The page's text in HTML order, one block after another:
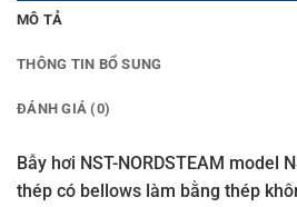
MÔ TẢ
THÔNG TIN BỔ SUNG
ĐÁNH GIÁ (0)
Bẫy hơi NST-NORDSTEAM model
thép có bellows làm bằng thép